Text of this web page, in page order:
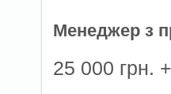
Менеджер з
25 000 грн.